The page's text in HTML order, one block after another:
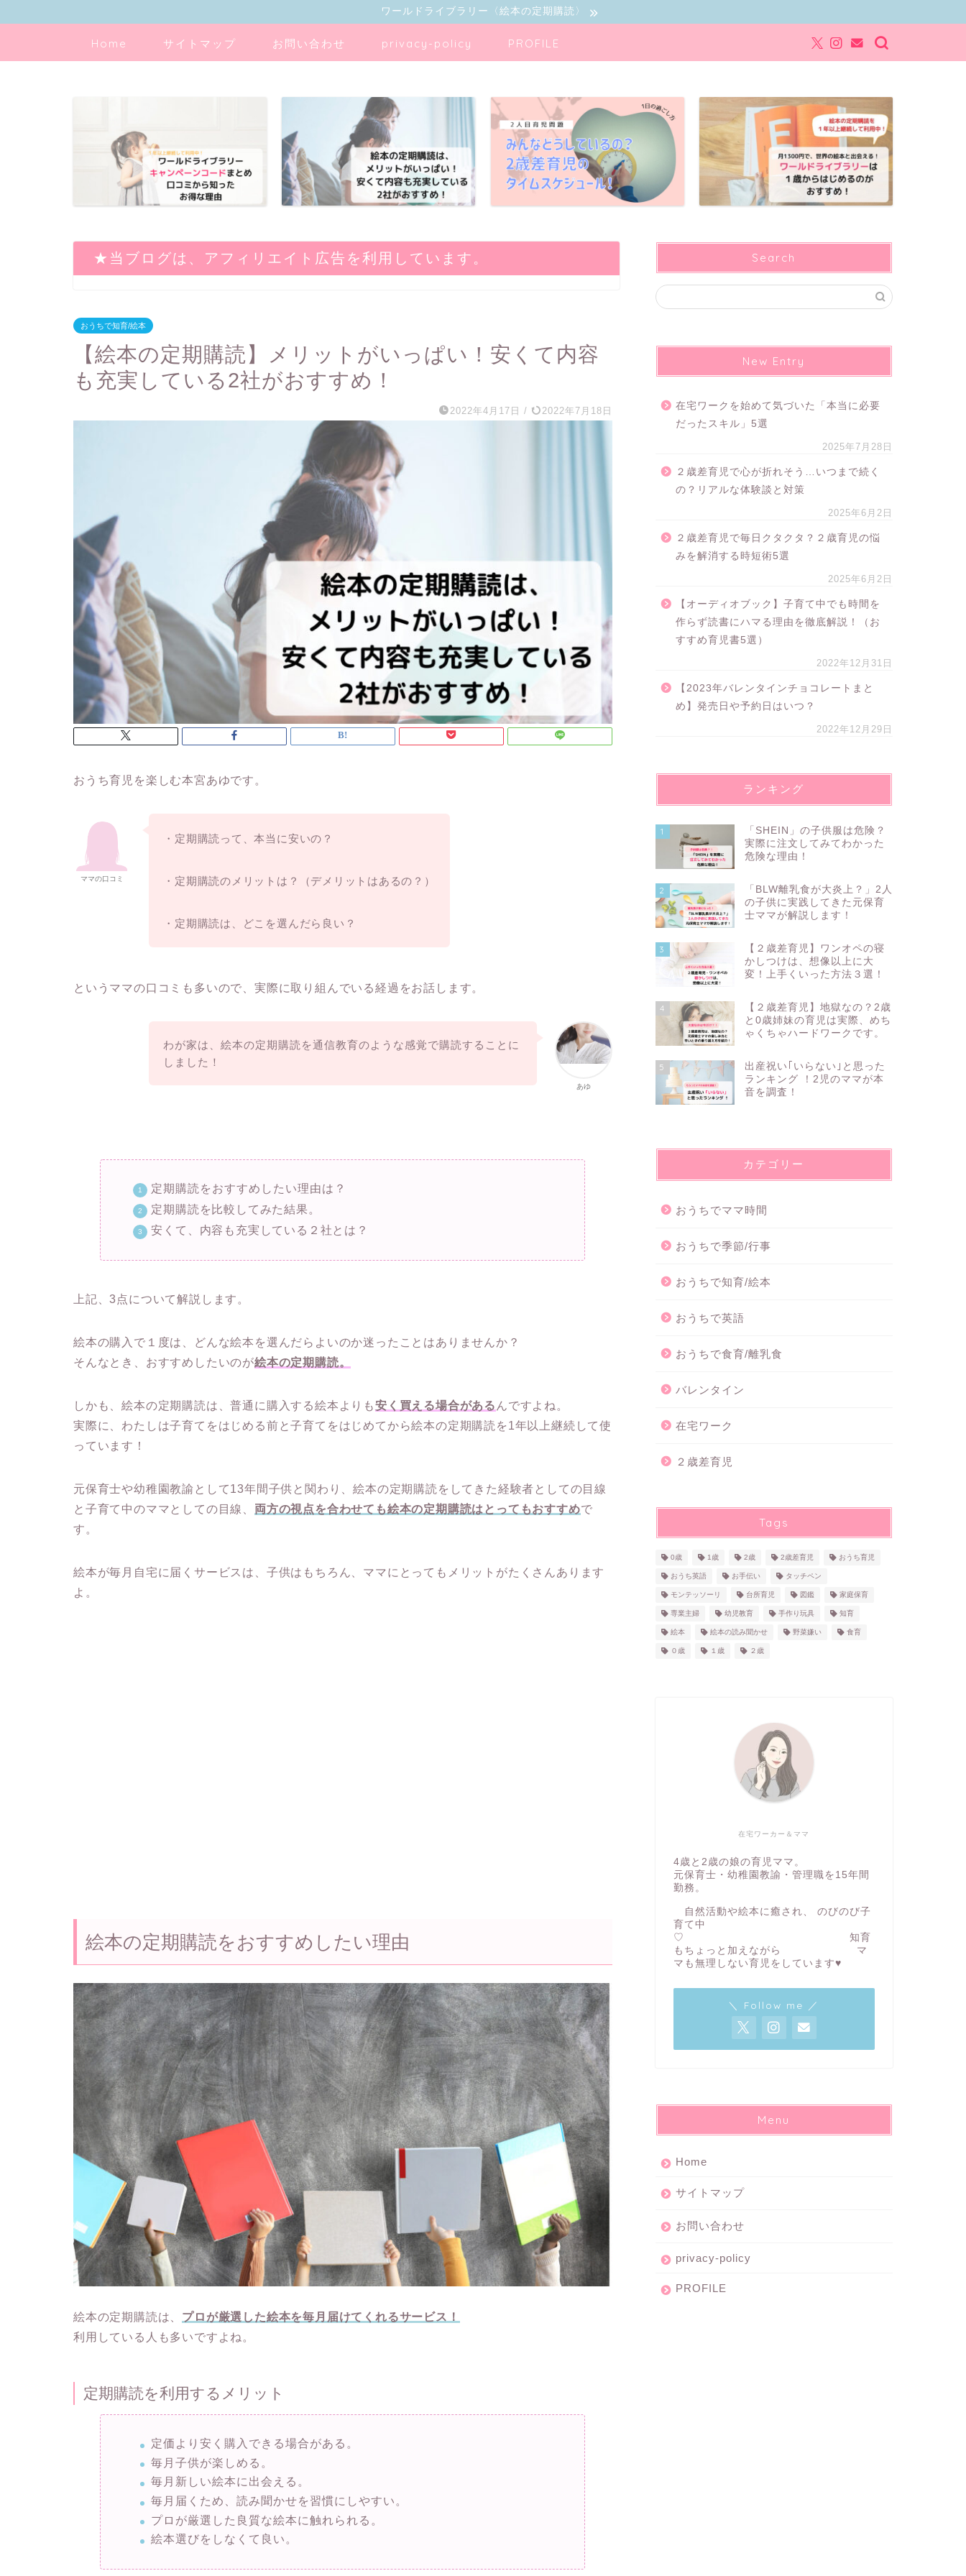
ワールドライブラリー〈絵本の定期購読〉
Home サイトマップ お問い合わせ privacy-policy PROFILE
★当ブログは、アフィリエイト広告を利用しています。
おうちで知育/絵本
【絵本の定期購読】メリットがいっぱい！安くて内容
も充実している2社がおすすめ！
2022年4月17日 / 2022年7月18日
おうち育児を楽しむ本宮あゆです。
ママの口コミ
・定期購読って、本当に安いの？
・定期購読のメリットは？（デメリットはあるの？）
・定期購読は、どこを選んだら良い？
というママの口コミも多いので、実際に取り組んでいる経過をお話します。
あゆ
わが家は、絵本の定期購読を通信教育のような感覚で購読することに
しました！
定期購読をおすすめしたい理由は？
定期購読を比較してみた結果。
安くて、内容も充実している２社とは？
上記、3点について解説します。
絵本の購入で１度は、どんな絵本を選んだらよいのか迷ったことはありませんか？
そんなとき、おすすめしたいのが絵本の定期購読。
しかも、絵本の定期購読は、普通に購入する絵本よりも安く買える場合がある んですよね。
実際に、わたしは子育てをはじめる前と子育てをはじめてから絵本の定期購読を1年以上継続して使
っています！
元保育士や幼稚園教諭として13年間子供と関わり、絵本の定期購読をしてきた経験者としての目線
と子育て中のママとしての目線、 両方の視点を合わせても絵本の定期購読はとってもおすすめで
す。
絵本が毎月自宅に届くサービスは、子供はもちろん、ママにとってもメリットがたくさんあります
よ。
絵本の定期購読をおすすめしたい理由
絵本の定期購読は、 プロが厳選した絵本を毎月届けてくれるサービス！
利用している人も多いですよね。
定期購読を利用するメリット
定価より安く購入できる場合がある。
毎月子供が楽しめる。
毎月新しい絵本に出会える。
毎月届くため、読み聞かせを習慣にしやすい。
プロが厳選した良質な絵本に触れられる。
絵本選びをしなくて良い。
Search
New Entry
在宅ワークを始めて気づいた「本当に必要
だったスキル」5選
2025年7月28日
２歳差育児で心が折れそう…いつまで続く
の？リアルな体験談と対策
2025年6月2日
２歳差育児で毎日クタクタ？２歳育児の悩
みを解消する時短術5選
2025年6月2日
【オーディオブック】子育て中でも時間を
作らず読書にハマる理由を徹底解説！（お
すすめ育児書5選）
2022年12月31日
【2023年バレンタインチョコレートまと
め】発売日や予約日はいつ？
2022年12月29日
ランキング
1
「SHEIN」の子供服は危険？
実際に注文してみてわかった
危険な理由！
2
「BLW離乳食が大炎上？」2人
の子供に実践してきた元保育
士ママが解説します！
3
【２歳差育児】ワンオペの寝
かしつけは、想像以上に大
変！上手くいった方法３選！
4
【２歳差育児】地獄なの？2歳
と0歳姉妹の育児は実際、めち
ゃくちゃハードワークです。
5
出産祝い｢いらない｣と思った
ランキング ！2児のママが本
音を調査！
カテゴリー
おうちでママ時間
おうちで季節/行事
おうちで知育/絵本
おうちで英語
おうちで食育/離乳食
バレンタイン
在宅ワーク
２歳差育児
Tags
0歳 1歳 2歳 2歳差育児 おうち育児
おうち英語 お手伝い タッチペン
モンテッソーリ 台所育児 図鑑 家庭保育
専業主婦 幼児教育 手作り玩具 知育
絵本 絵本の読み聞かせ 野菜嫌い 食育
０歳 １歳 ２歳
在宅ワーカー＆ママ
4歳と2歳の娘の育児ママ。
元保育士・幼稚園教諭・管理職を15年間
勤務。
自然活動や絵本に癒され、 のびのび子
育て中
♡ 知育
もちょっと加えながら マ
マも無理しない育児をしています♥
＼ Follow me ／
Menu
Home
サイトマップ
お問い合わせ
privacy-policy
PROFILE